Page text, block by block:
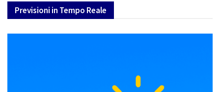
Previsioni in Tempo Reale